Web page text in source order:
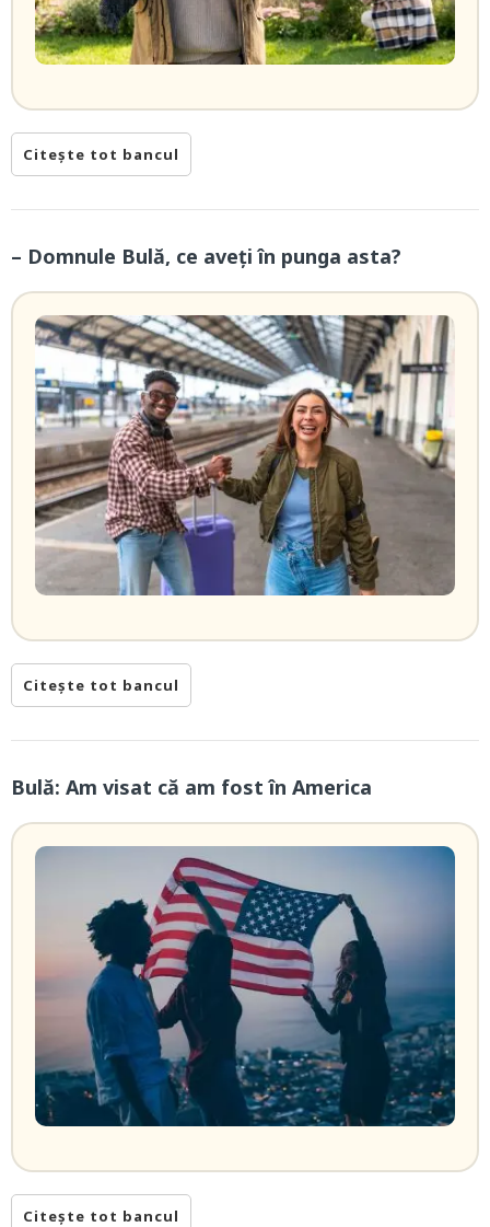
Citește tot bancul
– Domnule Bulă, ce aveți în punga asta?
Citește tot bancul
Bulă: Am visat că am fost în America
Citește tot bancul